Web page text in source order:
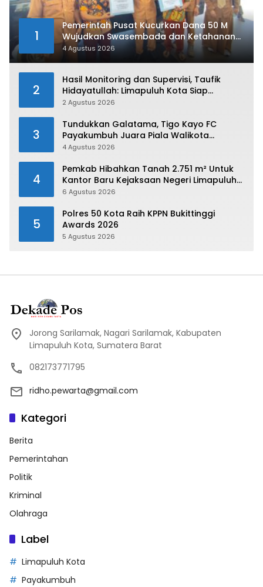
1
Pemerintah Pusat Kucurkan Dana 50 M
Wujudkan Swasembada dan Ketahanan
Pangan di Kabupaten 50 Kota
4 Agustus 2026
2
Hasil Monitoring dan Supervisi, Taufik
Hidayatullah: Limapuluh Kota Siap
Kirimkan Atlet Terbaiknya Pada Porprov
2 Agustus 2026
3
Tundukkan Galatama, Tigo Kayo FC
Payakumbuh Juara Piala Walikota
Payakumbuh 2026
4 Agustus 2026
4
Pemkab Hibahkan Tanah 2.751 m² Untuk
Kantor Baru Kejaksaan Negeri Limapuluh
Kota
6 Agustus 2026
5
Polres 50 Kota Raih KPPN Bukittinggi
Awards 2026
5 Agustus 2026
Jorong Sarilamak, Nagari Sarilamak, Kabupaten
Limapuluh Kota, Sumatera Barat
082173771795
ridho.pewarta@gmail.com
Kategori
Berita
Pemerintahan
Politik
Kriminal
Olahraga
Label
Limapuluh Kota
Payakumbuh